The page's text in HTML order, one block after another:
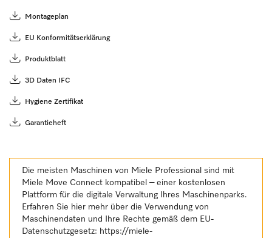
Montageplan
EU Konformitätserklärung
Produktblatt
3D Daten IFC
Hygiene Zertifikat
Garantieheft
Die meisten Maschinen von Miele Professional sind mit
Miele Move Connect kompatibel – einer kostenlosen
Plattform für die digitale Verwaltung Ihres Maschinenparks.
Erfahren Sie hier mehr über die Verwendung von
Maschinendaten und Ihre Rechte gemäß dem EU-
Datenschutzgesetz: https://miele-